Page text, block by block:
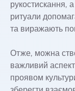
рукостискання,
ритуали
та виражають
Отже, можна
важливий
проявом